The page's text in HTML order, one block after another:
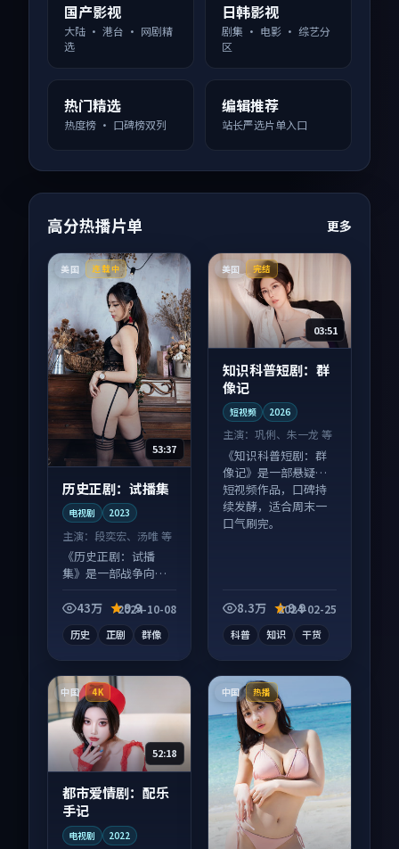
国产影视
大陆 · 港台 · 网剧精
选
日韩影视
剧集 · 电影 · 综艺分
区
热门精选
热度榜 · 口碑榜双列
编辑推荐
站长严选片单入口
高分热播片单 更多
美国 连载中
53:37
历史正剧：试播集
电视剧 2023
主演： 段奕宏、汤唯 等
《历史正剧：试播
集》是一部战争向电
端观看，细节更丰
43万 9.9
2024-10-08
历史 正剧 群像
美国 完结
03:51
知识科普短剧：群
像记
短视频 2026
主演：巩俐、朱一龙 等
《知识科普短剧：群
像记》是一部悬疑向
短视频作品，口碑持
续发酵，适合周末一
口气刷完。
8.3万 9.9
2024-02-25
科普 知识 干货
中国 4K
52:18
都市爱情剧：配乐
手记
电视剧 2022
中国 热播